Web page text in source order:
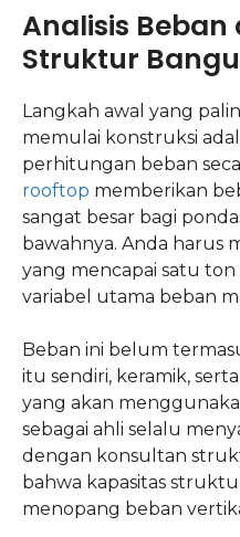
Analisis
Struktur
Langkah awal yang
memulai konstruksi
perhitungan beban
rooftop memberikan
sangat besar bagi
bawahnya. Anda harus
yang mencapai satu
variabel utama beban
Beban ini belum
itu sendiri, keramik,
yang akan
sebagai ahli selalu
dengan konsultan
bahwa kapasitas
menopang beban